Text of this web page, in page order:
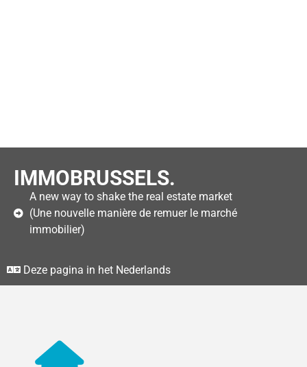
IMMOBRUSSELS.
A new way to shake the real estate market
(Une nouvelle manière de remuer le marché
immobilier)
Deze pagina in het Nederlands